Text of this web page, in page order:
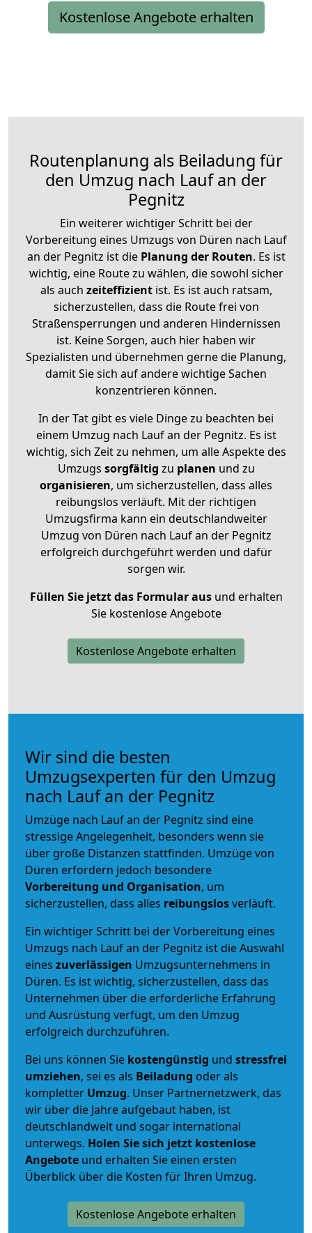
Kostenlose Angebote erhalten
Routenplanung als Beiladung für
den Umzug nach Lauf an der
Pegnitz
Ein weiterer wichtiger Schritt bei der
Vorbereitung eines Umzugs von Düren nach Lauf
an der Pegnitz ist diePlanung der Routen. Es ist
wichtig, eine Route zu wählen, die sowohl sicher
als auch zeiteffizientist. Es ist auch ratsam,
sicherzustellen, dass die Route frei von
Straßensperrungen und anderen Hindernissen
ist. Keine Sorgen, auch hier haben wir
Spezialisten und übernehmen gerne die Planung,
damit Sie sich auf andere wichtige Sachen
konzentrieren können.
In der Tat gibt es viele Dinge zu beachten bei
einem Umzug nach Lauf an der Pegnitz. Es ist
wichtig, sich Zeit zu nehmen, um alle Aspekte des
Umzugs sorgfältig zu planen und zu
organisieren, um sicherzustellen, dass alles
reibungslos verläuft. Mit der richtigen
Umzugsfirma kann ein deutschlandweiter
Umzug von Düren nach Lauf an der Pegnitz
erfolgreich durchgeführt werden und dafür
sorgen wir.
Füllen Sie jetzt das Formular ausund erhalten
Sie kostenlose Angebote
Kostenlose Angebote erhalten
Wir sind die besten
Umzugsexperten für den Umzug
nach Lauf an der Pegnitz
Umzüge nach Lauf an der Pegnitz sind eine
stressige Angelegenheit, besonders wenn sie
über große Distanzen stattfinden. Umzüge von
Düren erfordern jedoch besondere
Vorbereitung und Organisation, um
sicherzustellen, dass alles reibungslosverläuft.
Ein wichtiger Schritt bei der Vorbereitung eines
Umzugs nach Lauf an der Pegnitz ist die Auswahl
eines zuverlässigen Umzugsunternehmens in
Düren. Es ist wichtig, sicherzustellen, dass das
Unternehmen über die erforderliche Erfahrung
und Ausrüstung verfügt, um den Umzug
erfolgreich durchzuführen.
Bei uns können Sie kostengünstig und stressfrei
umziehen, sei es als Beiladung oder als
kompletter Umzug. Unser Partnernetzwerk, das
wir über die Jahre aufgebaut haben, ist
deutschlandweit und sogar international
unterwegs. Holen Sie sich jetzt kostenlose
Angebote und erhalten Sie einen ersten
Überblick über die Kosten für Ihren Umzug.
Kostenlose Angebote erhalten